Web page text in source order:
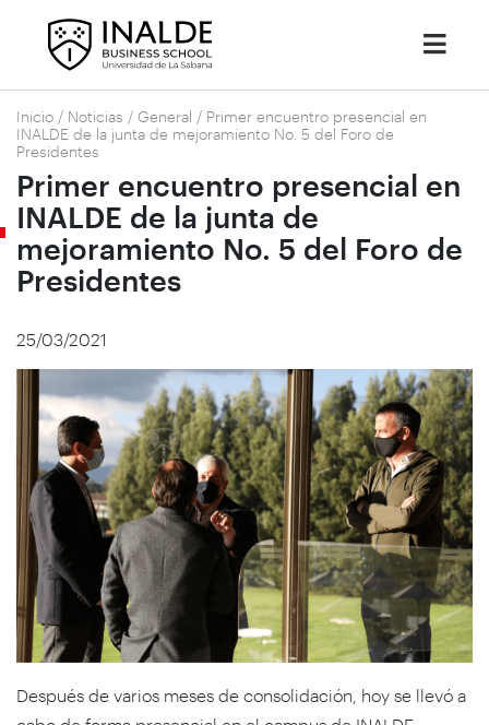
Inicio / Noticias / General / Primer encuentro presencial en
INALDE de la junta de mejoramiento No. 5 del Foro de
Presidentes
Primer encuentro presencial en
INALDE de la junta de
mejoramiento No. 5 del Foro de
Presidentes
25/03/2021
Después de varios meses de consolidación, hoy se llevó a